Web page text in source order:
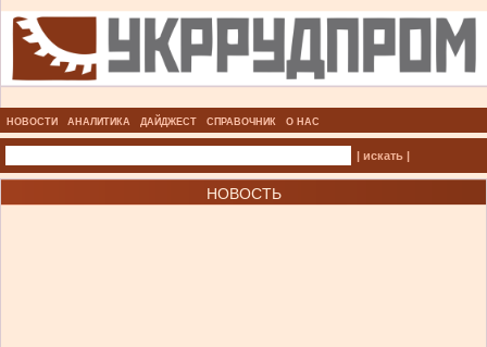
НОВОСТИ АНАЛИТИКА ДАЙДЖЕСТ СПРАВОЧНИК О НАС
| искать |
НОВОСТЬ